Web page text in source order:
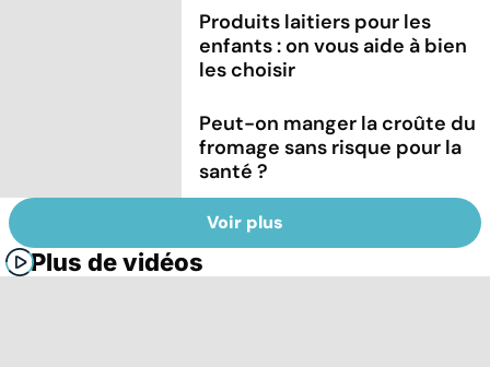
Produits laitiers pour les
enfants : on vous aide à bien
les choisir
Peut-on manger la croûte du
fromage sans risque pour la
santé ?
Voir plus
Plus de vidéos